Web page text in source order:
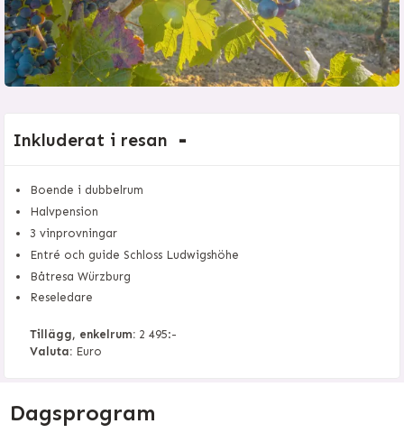
Inkluderat i resan
Boende i dubbelrum
Halvpension
3 vinprovningar
Entré och guide Schloss Ludwigshöhe
Båtresa Würzburg
Reseledare
Tillägg, enkelrum: 2 495:-
Valuta: Euro
Dagsprogram